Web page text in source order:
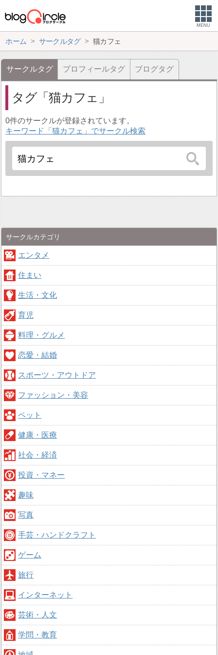
MENU
ホーム サークルタグ 猫カフェ
サークルタグ プロフィールタグ ブログタグ
タグ 猫カフェ
0件のサークルが登録されています。
キーワード「猫カフェ」でサークル検索
サークルカテゴリ
エンタメ
住まい
生活・文化
育児
料理・グルメ
恋愛・結婚
スポーツ・アウトドア
ファッション・美容
ペット
健康・医療
社会・経済
投資・マネー
趣味
写真
手芸・ハンドクラフト
ゲーム
旅行
インターネット
芸術・人文
学問・教育